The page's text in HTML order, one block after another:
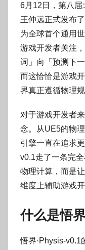
6月12日，第八届
王仲远正式发布
为全球首个通用
游戏开发者关注
词」向「预测下
而这恰恰是游戏
界真正遵循物理规
对于游戏开发者
念。从UE5的物
引擎一直在追求
v0.1走了一条完
物理计算，而是
维度上辅助游戏开
什么是悟
悟界·Physis-v0.1